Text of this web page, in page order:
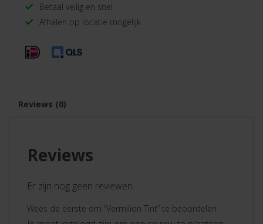
Betaal veilig en snel
Afhalen op locatie mogelijk
Reviews (0)
Reviews
Er zijn nog geen reviewen.
Wees de eerste om “Vermilion Tint” te beoordelen